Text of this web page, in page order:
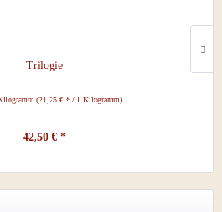
Trilogie
(21,25 € * / 1 Kilogramm)
42,50 € *